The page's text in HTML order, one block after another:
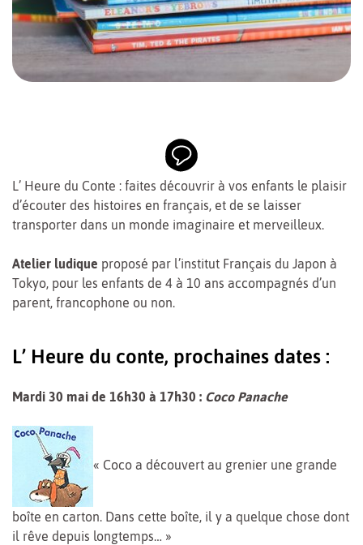
L’ Heure du Conte : faites découvrir à vos enfants le plaisir
d’écouter des histoires en français, et de se laisser
transporter dans un monde imaginaire et merveilleux.
Atelier ludique proposé par l’institut Français du Japon à
Tokyo, pour les enfants de 4 à 10 ans accompagnés d’un
parent, francophone ou non.
L’ Heure du conte, prochaines dates :
Mardi 30 mai de 16h30 à 17h30 : Coco Panache
« Coco a découvert au grenier une grande
boîte en carton. Dans cette boîte, il y a quelque chose dont
il rêve depuis longtemps… »